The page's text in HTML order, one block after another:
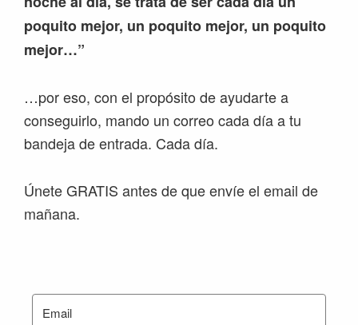
poquito mejor, un poquito mejor, un poquito
mejor…”
…por eso, con el propósito de ayudarte a
conseguirlo, mando un correo cada día a tu
bandeja de entrada. Cada día.
Únete GRATIS antes de que envíe el email de
mañana.